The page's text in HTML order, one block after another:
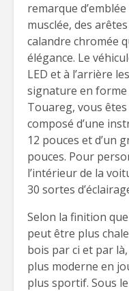
remarque
musclée, des
calandre chromée
élégance. Le
LED et à l’arrière
signature en forme
Touareg, vous
composé d’une
12 pouces et d’un
pouces. Pour
l’intérieur de la
30 sortes
Selon la finition
peut être plus
bois par ci et par
plus moderne en
plus sportif. Sous